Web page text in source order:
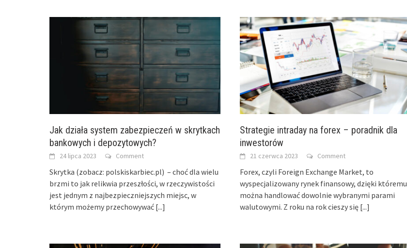
Jak działa system zabezpieczeń w skrytkach
bankowych i depozytowych?
24 lipca 2023 Comment
Skrytka (zobacz: polskiskarbiec.pl) – choć dla wielu
brzmi to jak relikwia przeszłości, w rzeczywistości
jest jednym z najbezpieczniejszych miejsc, w
którym możemy przechowywać [...]
Strategie intraday na forex – poradnik dla
inwestorów
21 czerwca 2023 Comment
Forex, czyli Foreign Exchange Market, to
wyspecjalizowany rynek finansowy, dzięki któremu
można handlować dowolnie wybranymi parami
walutowymi. Z roku na rok cieszy się [...]